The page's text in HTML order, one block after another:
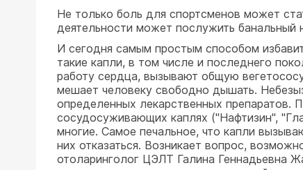
Не только боль для спортсменов может
деятельности может послужить
И сегодня самым простым способом
такие капли, в том числе и последнего
работу сердца, вызывают общую
мешает человеку свободно дышать.
определенных лекарственных препаратов.
сосудосуживающих каплях ("Нафтизин",
многие. Самое печальное, что капли
них отказаться. Возникает вопрос,
отоларинголог ЦЭЛТ Галина Геннадьевна